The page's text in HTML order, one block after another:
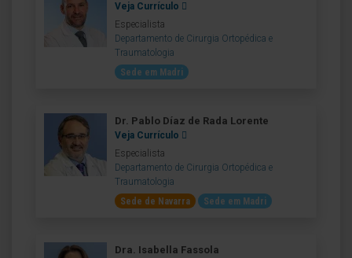
Veja Currículo
Especialista
Departamento de Cirurgia Ortopédica e
Traumatologia
Sede em Madri
Dr. Pablo Díaz de Rada Lorente
Veja Currículo
Especialista
Departamento de Cirurgia Ortopédica e
Traumatologia
Sede de Navarra
Sede em Madri
Dra. Isabella Fassola